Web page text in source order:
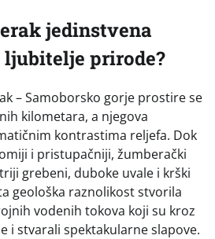
jedinstvena
prirode?
– Samoborsko gorje prostire se
kilometara, a njegova
kontrastima reljefa. Dok
i pristupačniji, žumberački
grebeni, duboke uvale i krški
geološka raznolikost stvorila
vodenih tokova koji su kroz
i stvarali spektakularne slapove.